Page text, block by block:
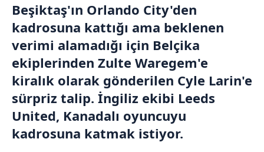
Beşiktaş'ın Orlando City'den
kadrosuna kattığı ama beklenen
verimi alamadığı için Belçika
ekiplerinden Zulte Waregem'e
kiralık olarak gönderilen Cyle Larin'e
sürpriz talip. İngiliz ekibi Leeds
United, Kanadalı oyuncuyu
kadrosuna katmak istiyor.